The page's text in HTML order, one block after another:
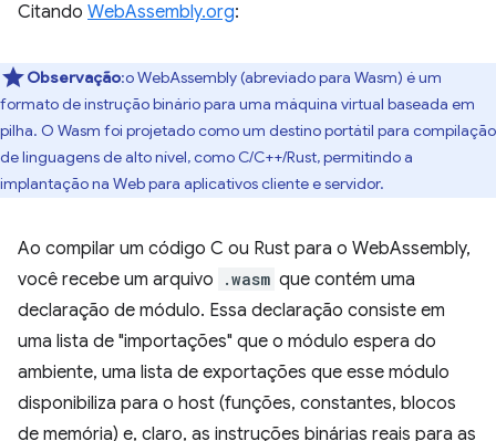
Citando WebAssembly.org:
Observação:o WebAssembly (abreviado para Wasm) é um
formato de instrução binário para uma máquina virtual baseada em
pilha. O Wasm foi projetado como um destino portátil para compilação
de linguagens de alto nível, como C/C++/Rust, permitindo a
implantação na Web para aplicativos cliente e servidor.
Ao compilar um código C ou Rust para o WebAssembly,
você recebe um arquivo
.wasm que contém uma
declaração de módulo. Essa declaração consiste em
uma lista de "importações" que o módulo espera do
ambiente, uma lista de exportações que esse módulo
disponibiliza para o host (funções, constantes, blocos
de memória) e, claro, as instruções binárias reais para as